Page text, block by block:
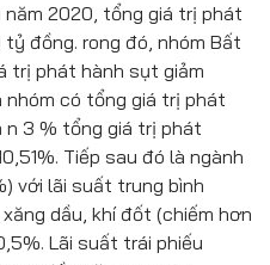
năm 2020, tổng giá trị phát
đồng. rong đó, nhóm Bất
trị phát hành sụt giảm
có tổng giá trị phát
n 3 % tổng giá trị phát
Tiếp sau đó là ngành
với lãi suất trung bình
dầu, khí đốt (chiếm hơn
Lãi suất trái phiếu